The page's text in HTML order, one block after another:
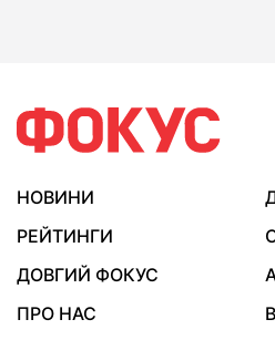
НОВИНИ
РЕЙТИНГИ
ДОВГИЙ ФОКУС
ПРО НАС